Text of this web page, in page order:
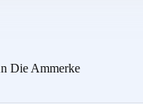
Die Ammerke